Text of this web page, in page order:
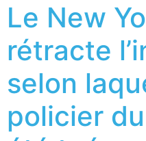
Le New
rétracte
selon
policier